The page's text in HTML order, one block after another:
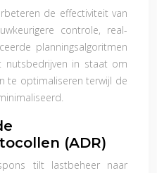
de effectiviteit van
controle, real-
planningsalgoritmen
nutsbedrijven in staat om
te optimaliseren terwijl de
(ADR)
tilt lastbeheer naar